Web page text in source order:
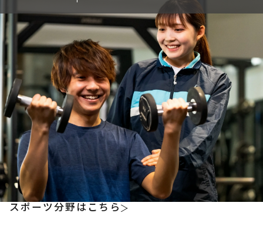
Sports
アスレティックトレーナー科（3年制）
スポーツトレーナー科（2年制）
スポーツビジネス・レジャー科（2年制）
スポーツ分野はこちら